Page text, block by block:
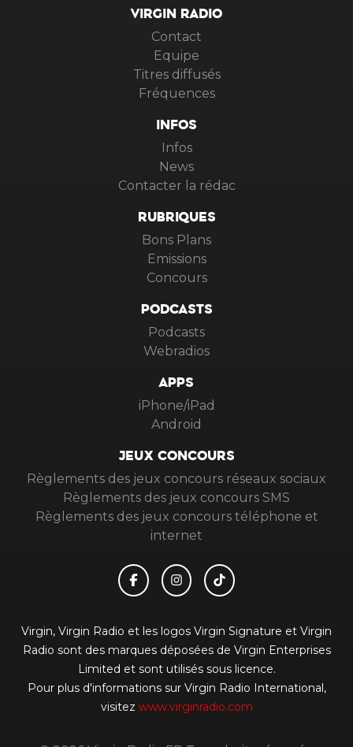
VIRGIN RADIO
Contact
Equipe
Titres diffusés
Fréquences
INFOS
Infos
News
Contacter la rédac
RUBRIQUES
Bons Plans
Emissions
Concours
PODCASTS
Podcasts
Webradios
APPS
iPhone/iPad
Android
JEUX CONCOURS
Règlements des jeux concours réseaux sociaux
Règlements des jeux concours SMS
Règlements des jeux concours téléphone et
internet
Virgin, Virgin Radio et les logos Virgin Signature et Virgin
Radio sont des marques déposées de Virgin Enterprises
Limited et sont utilisés sous licence.
Pour plus d'informations sur Virgin Radio International,
visitez www.virginradio.com